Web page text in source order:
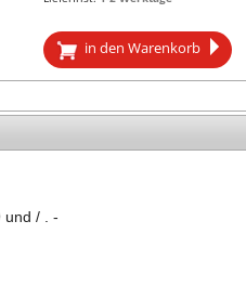
in den Warenkorb
und / . -